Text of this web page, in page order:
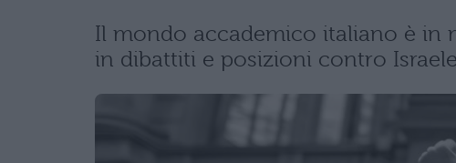
Il mondo accademico italiano è in
in dibattiti e posizioni contro